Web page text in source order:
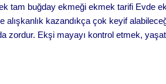
tam buğday ekmeği ekmek tarifi Evde
alışkanlık kazandıkça çok keyif
zordur. Ekşi mayayı kontrol etmek,
hiç eksik olmuyor. Hatta uzun süreli